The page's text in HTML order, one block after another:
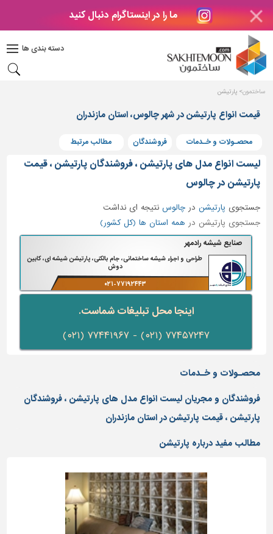
ما را در اینستاگرام دنبال کنید
دسته بندی ها
دکوراسیون
بتن
های
بتنی
و
پنجره
مصالح
پله،
نرده
و
حفاظ
دیوارپوش،
کفپوش
سرویس
بهداشتی
ابزار،یراق
ماشین
آلات
ساختمون پارتیشن
قیمت انواع پارتیشن در شهر چالوس، استان مازندران
محصـولات و خـدمات فروشندگان مطالب مرتبط
لیست انواع مدل های پارتیشن ، فروشندگان پارتیشن ، قیمت
پارتیشن در چالوس
جستجوی پارتیشن درچالوس نتیجه ای نداشت
جستجوی پارتیشن در همه استان ها (کل کشور)
صنایع شیشه رادمهر
طراحی و اجراء شیشه ساختمانی، جام بالکنی، پارتیشن شیشه ای، کابین
دوش
۰۲۱-۷۷۱۹۲۴۴۳
اینجا محل تبلیغات شماست.
۷۷۴۵۷۲۴۷ (۰۲۱) - ۷۷۴۴۱۹۶۷ (۰۲۱)
محصـولات و خـدمات
فروشندگان و مجریان لیست انواع مدل های پارتیشن ، فروشندگان
پارتیشن ، قیمت پارتیشن در استان مازندران
مطالب مفید درباره پارتیشن